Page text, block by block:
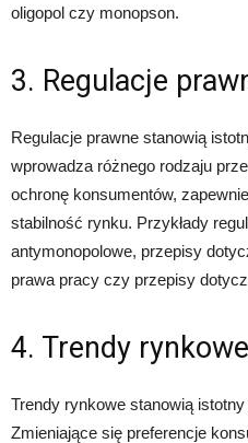
oligopol czy monopson.
3. Regulacje
Regulacje prawne stanowią
wprowadza różnego rodzaju
ochronę konsumentów,
stabilność rynku. Przykłady
antymonopolowe, przepisy
prawa pracy czy przepisy
4. Trendy rynkowe
Trendy rynkowe stanowią
Zmieniające się preferencje